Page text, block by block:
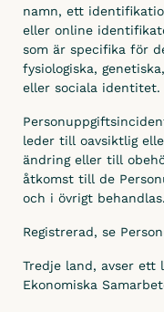
namn, ett
eller online
som är specifika för
fysiologiska,
eller sociala identitet.
leder till oavsiktlig
ändring eller till
åtkomst till de
och i övrigt behandlas.
Registrerad, se
Tredje land, avser ett
Ekonomiska